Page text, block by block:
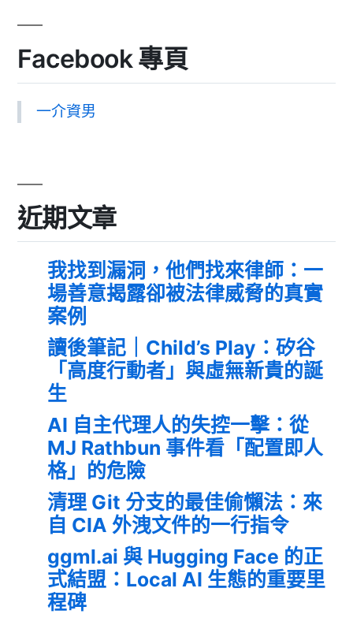
Facebook 專頁
一介資男
近期文章
我找到漏洞，他們找來律師：一
場善意揭露卻被法律威脅的真實
案例
讀後筆記｜Child’s Play：矽谷
「高度行動者」與虛無新貴的誕
生
AI 自主代理人的失控一擊：從
MJ Rathbun 事件看「配置即人
格」的危險
清理 Git 分支的最佳偷懶法：來
自 CIA 外洩文件的一行指令
ggml.ai 與 Hugging Face 的正
式結盟：Local AI 生態的重要里
程碑